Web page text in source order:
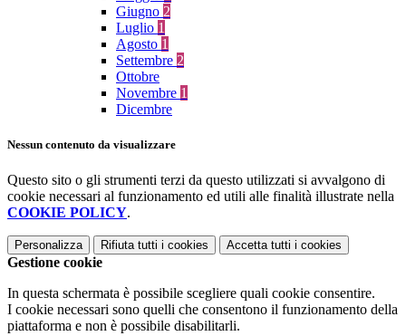
Giugno 2
Luglio 1
Agosto 1
Settembre 2
Ottobre
Novembre 1
Dicembre
Nessun contenuto da visualizzare
Questo sito o gli strumenti terzi da questo utilizzati si avvalgono di
cookie necessari al funzionamento ed utili alle finalità illustrate nella
COOKIE POLICY.
Personalizza Rifiuta tutti i cookies Accetta tutti i cookies
Gestione cookie
In questa schermata è possibile scegliere quali cookie consentire.
I cookie necessari sono quelli che consentono il funzionamento della
piattaforma e non è possibile disabilitarli.